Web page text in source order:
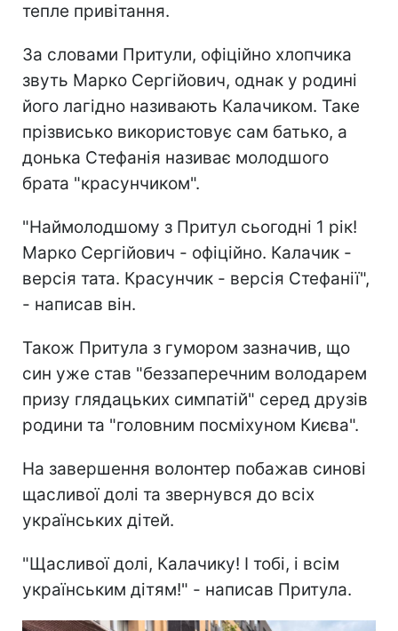
тепле привітання.
За словами Притули, офіційно хлопчика
звуть Марко Сергійович, однак у родині
його лагідно називають Калачиком. Таке
прізвисько використовує сам батько, а
донька Стефанія називає молодшого
брата "красунчиком".
"Наймолодшому з Притул сьогодні 1 рік!
Марко Сергійович - офіційно. Калачик -
версія тата. Красунчик - версія Стефанії",
- написав він.
Також Притула з гумором зазначив, що
син уже став "беззаперечним володарем
призу глядацьких симпатій" серед друзів
родини та "головним посміхуном Києва".
На завершення волонтер побажав синові
щасливої долі та звернувся до всіх
українських дітей.
"Щасливої долі, Калачику! І тобі, і всім
українським дітям!" - написав Притула.